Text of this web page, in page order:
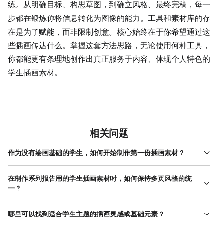
练。从明确目标、构思草图，到确立风格、最终完稿，每一
步都在锻炼你将信息转化为图像的能力。工具和素材库的存
在是为了赋能，而非限制创意。核心始终在于你希望通过这
些插画传达什么。掌握这套方法思路，无论使用何种工具，
你都能更有条理地创作出真正服务于内容、体现个人特色的
学生插画素材。
相关问题
作为没有绘画基础的学生，如何开始制作第一份插画素材？
没有绘画基础完全可以制作出优秀的学生插画素材。起点不是学习
复杂的绘画技法，而是培养“图形化思维”。首先，放弃“画得像”的包
袱，转向“表达得清”。从最简单的 几何 图形（圆形、方形、 三角
图标化设计作品，分析它们是如何用简洁的线条概括复杂事物的。
在制作系列报告用的学生插画素材时，如何保持多页风格的统
一？
保持系列学生插画素材的风格统一，关键在于建立并严格执行一套
“设计规范”。在开始制作所有页面之前，先确定几个核心要素：一是
哪里可以找到适合学生主题的插画灵感或基础元素？
寻找灵感和建议，可以从多个渠道入手。首先，关注专门的设计灵